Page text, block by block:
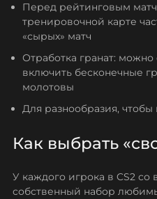
Перед рейтинговым
тренировочной карте
«сырых» матч
Отработка гранат: можно
включить бесконечные
молотовы
Для разнообразия, чтобы
Как выбрать
У каждого игрока в CS2
собственный набор